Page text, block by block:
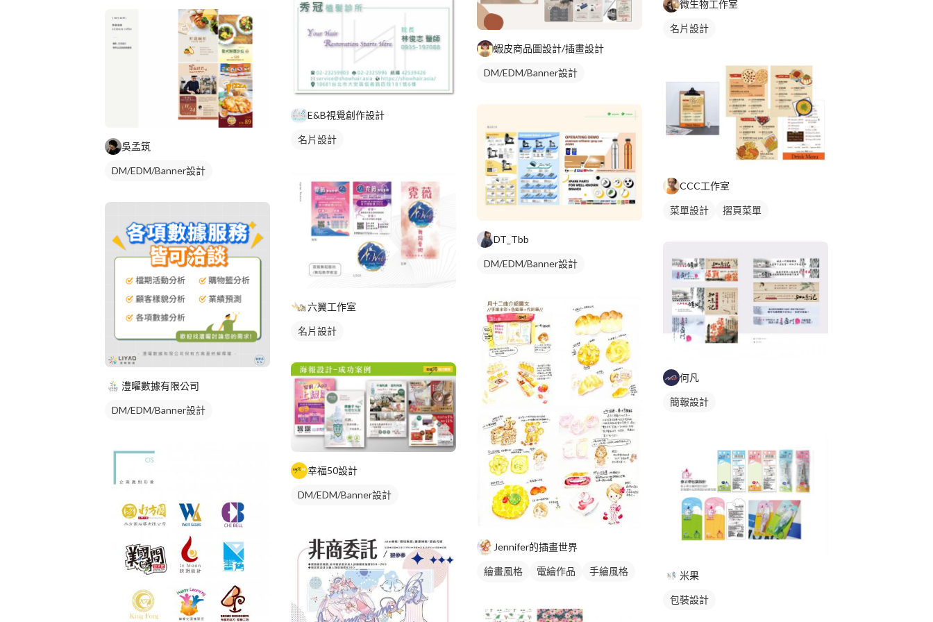
吳孟筑
DM/EDM/Banner設計
澧曜數據有限公司
DM/EDM/Banner設計
E&B視覺創作設計
名片設計
六翼工作室
名片設計
幸福50設計
DM/EDM/Banner設計
蝦皮商品圖設計/插畫設計
DM/EDM/Banner設計
DT_Tbb
DM/EDM/Banner設計
Jennifer的插畫世界
繪畫風格 電繪作品
手繪風格
微生物工作室
名片設計
CCC工作室
菜單設計 摺頁菜單
何凡
簡報設計
米果
包裝設計